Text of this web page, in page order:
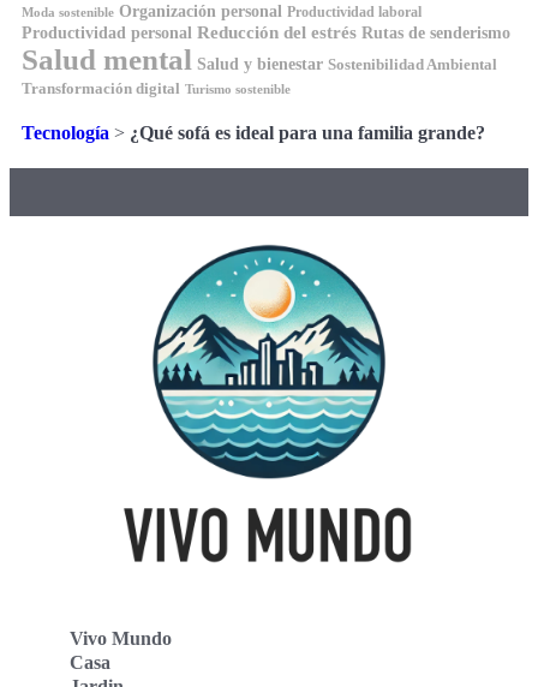
Moda sostenible Organización personal Productividad laboral
Productividad personal Reducción del estrés Rutas de senderismo
Salud mental Salud y bienestar Sostenibilidad Ambiental
Transformación digital Turismo sostenible
Tecnología > ¿Qué sofá es ideal para una familia grande?
Vivo Mundo
Casa